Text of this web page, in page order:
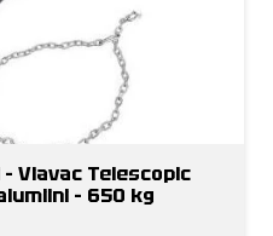
Viavac Telescopic
– 650 kg